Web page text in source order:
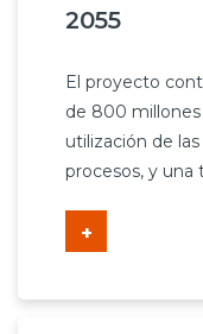
2055
El proyecto
de 800 millones
utilización de
procesos, y una
+